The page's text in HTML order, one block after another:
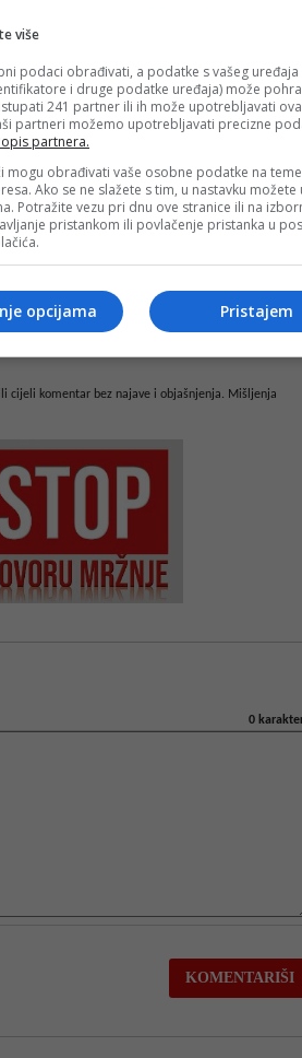
cijeli komentar bez najave i objašnjenja. Mišljenja
0
više
podaci obrađivati, a podatke s vašeg uređaja
i druge podatke uređaja) može
241 partner ili ih može upotrebljavati
partneri možemo upotrebljavati precizne
partnera.
mogu obrađivati vaše osobne podatke na
Ako se ne slažete s tim, u nastavku možete
Potražite vezu pri dnu ove stranice ili na
pristankom ili povlačenje pristanka u
Pristajem
opcijama